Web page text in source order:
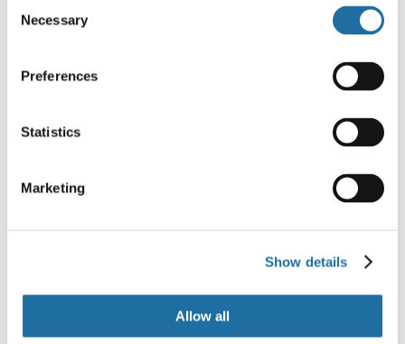
Selection
Necessary
Preferences
Statistics
Marketing
Show details
Allow all
延べ実労働時間あたりの労働災害による死傷者数（休
業１日以上および身体の一部又は機能を失うもの）に
新光電気では、社員が安全・快適に働くことができる
（騒音・照度・熱中症指標）のほか、各工場の産業